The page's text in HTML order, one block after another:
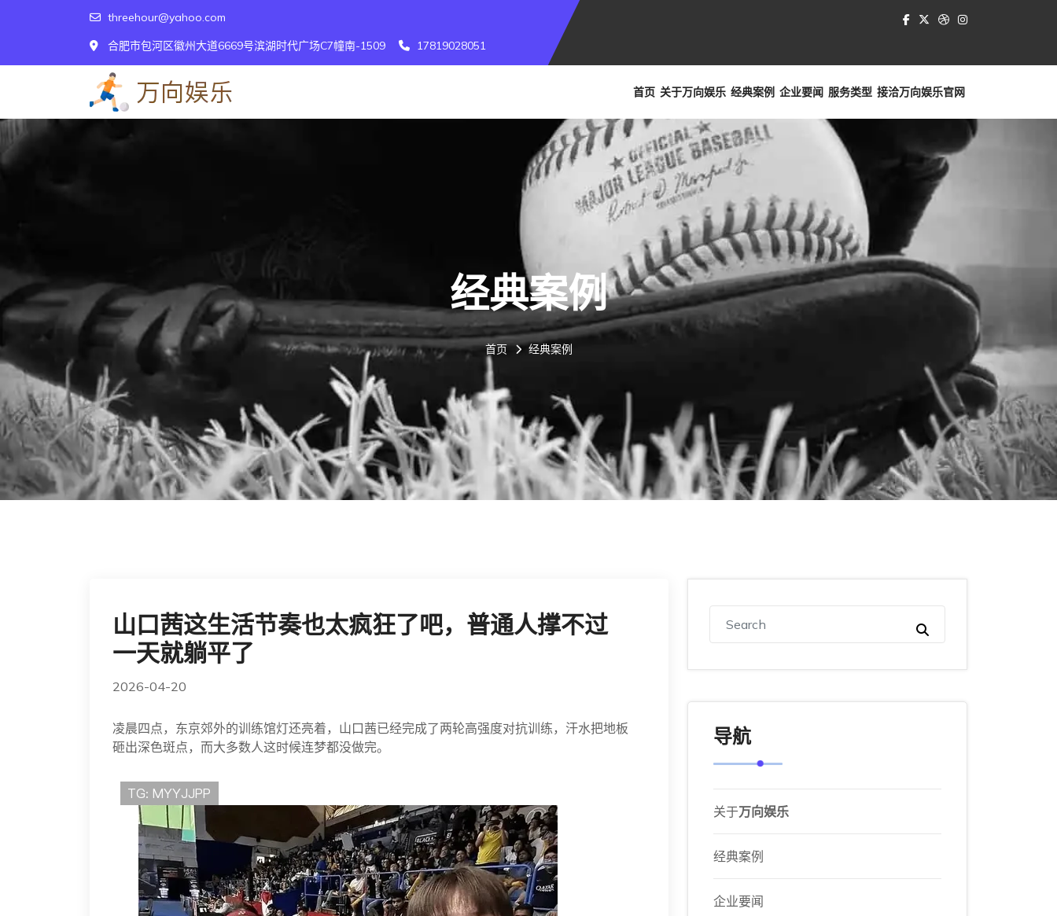
threehour@yahoo.com
合肥市包河区徽州大道6669号滨湖时代广场C7幢南-1509
17819028051
首页 关于万向娱乐 经典案例 企业要闻 服务类型 接洽万向娱乐官网
经典案例
首页 经典案例
山口茜这生活节奏也太疯狂了吧，普通人撑不过
一天就躺平了
2026-04-20
凌晨四点，东京郊外的训练馆灯还亮着，山口茜已经完成了两轮高强度对抗训练，汗水把地板
砸出深色斑点，而大多数人这时候连梦都没做完。
导航
关于万向娱乐
经典案例
企业要闻